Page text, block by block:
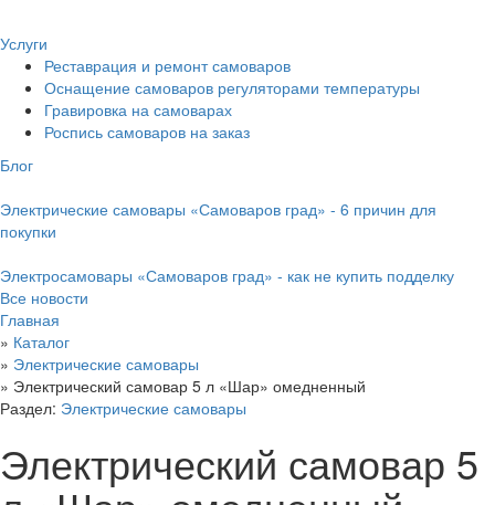
Услуги
Реставрация и ремонт самоваров
Оснащение самоваров регуляторами температуры
Гравировка на самоварах
Роспись самоваров на заказ
Блог
Электрические самовары «Самоваров град» - 6 причин для
покупки
Электросамовары «Самоваров град» - как не купить подделку
Все новости
Главная
» Каталог
» Электрические самовары
» Электрический самовар 5 л «Шар» омедненный
Раздел: Электрические самовары
Электрический самовар 5